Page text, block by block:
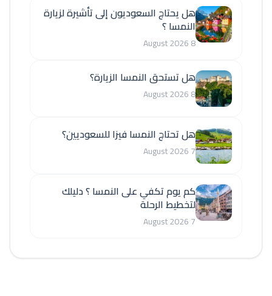
هل يحتاج السعوديون إلى تأشيرة لزيارة
النمسا ؟
8 August 2026
هل تستحق النمسا الزيارة؟
8 August 2026
هل تحتاج النمسا فيزا للسعوديين؟
7 August 2026
كم يوم تكفي على النمسا ؟ دليلك
لتخطيط الرحلة
7 August 2026